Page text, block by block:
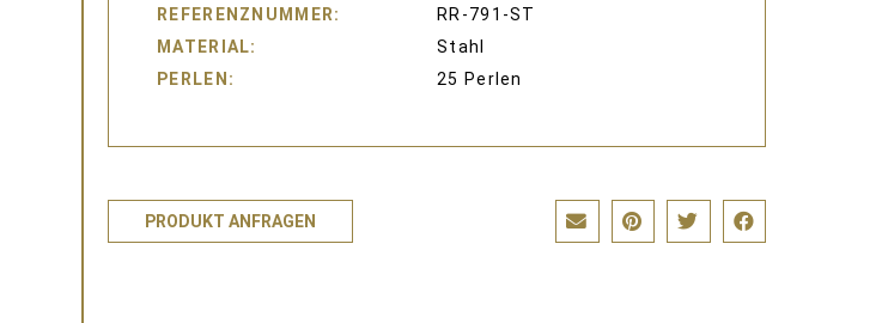
REFERENZNUMMER
RR-791-ST
MATERIAL
Stahl
PERLEN
25 Perlen
PRODUKT ANFRAGEN